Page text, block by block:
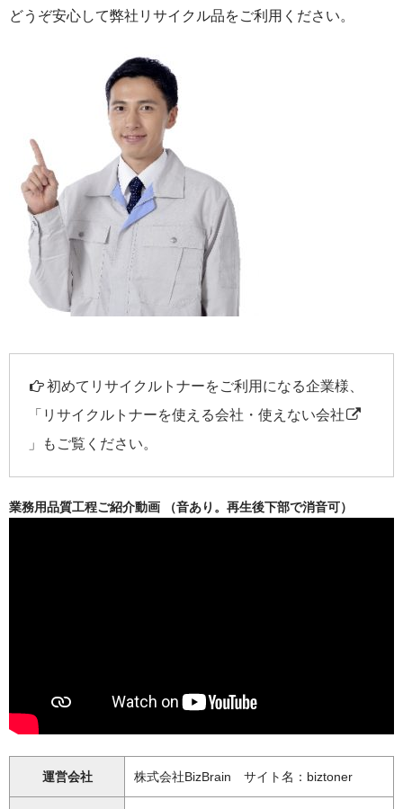
どうぞ安心して弊社リサイクル品をご利用ください。
初めてリサイクルトナーをご利用になる企業様、
「 リサイクルトナーを使える会社・使えない会社
」もご覧ください。
業務用品質工程ご紹介動画 （音あり。再生後下部で消音可）
運営会社 株式会社BizBrain サイト名：biztoner